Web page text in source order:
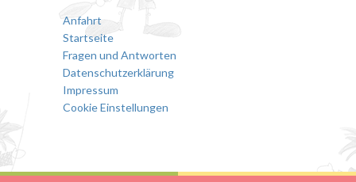
Anfahrt
Startseite
Fragen und Antworten
Datenschutzerklärung
Impressum
Cookie Einstellungen